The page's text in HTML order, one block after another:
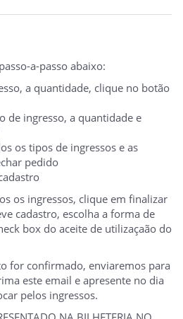
a-passo abaixo:
a quantidade, clique no botão
de ingresso, a quantidade e
os tipos de ingressos e as
pedido
os ingressos, clique em finalizar
cadastro, escolha a forma de
box do aceite de utilizaçaão do
for confirmado, enviaremos para
este email e apresente no dia
pelos ingressos.